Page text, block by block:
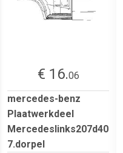
€ 16.06
mercedes-benz
Plaatwerkdeel
Mercedeslinks207d40
7.dorpel